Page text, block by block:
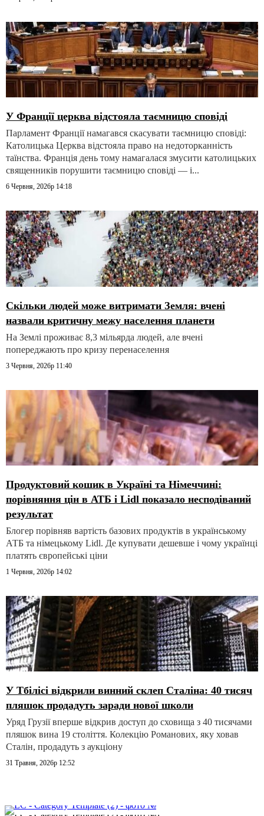
У Франції церква відстояла таємницю сповіді
Парламент Франції намагався скасувати таємницю сповіді:
Католицька Церква відстояла право на недоторканність
таїнства. Франція день тому намагалася змусити католицьких
священників порушити таємницю сповіді — і...
6 Червня, 2026р 14:18
Скільки людей може витримати Земля: вчені
назвали критичну межу населення планети
На Землі проживає 8,3 мільярда людей, але вчені
попереджають про кризу перенаселення
3 Червня, 2026р 11:40
Продуктовий кошик в Україні та Німеччині:
порівняння цін в АТБ і Lidl показало несподіваний
результат
Блогер порівняв вартість базових продуктів в українському
АТБ та німецькому Lidl. Де купувати дешевше і чому українці
платять європейські ціни
1 Червня, 2026р 14:02
У Тбілісі відкрили винний склеп Сталіна: 40 тисяч
пляшок продадуть заради нової школи
Уряд Грузії вперше відкрив доступ до сховища з 40 тисячами
пляшок вина 19 століття. Колекцію Романових, яку ховав
Сталін, продадуть з аукціону
31 Травня, 2026р 12:52